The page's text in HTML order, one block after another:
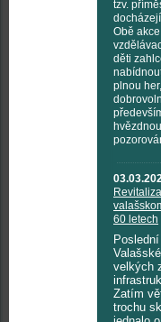
tzv.
Obě
děti
plnou
60 letech
velkých
Zatím
trochu